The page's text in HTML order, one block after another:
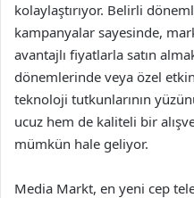
kolaylaştırıyor. Belirli
kampanyalar sayesinde,
avantajlı fiyatlarla satın
dönemlerinde veya özel
teknoloji tutkunlarının
ucuz hem de kaliteli bir
mümkün hale geliyor.
Media Markt, en yeni cep